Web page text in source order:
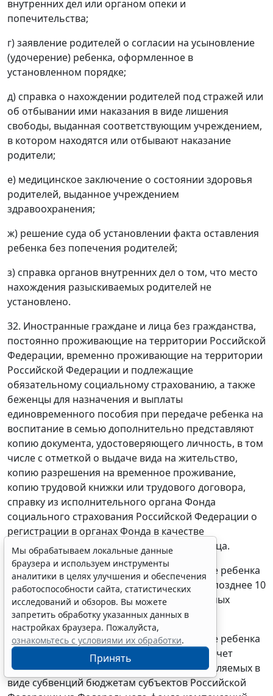
внутренних дел или органом опеки и
попечительства;
г) заявление родителей о согласии на усыновление
(удочерение) ребенка, оформленное в
установленном порядке;
д) справка о нахождении родителей под стражей или
об отбывании ими наказания в виде лишения
свободы, выданная соответствующим учреждением,
в котором находятся или отбывают наказание
родители;
е) медицинское заключение о состоянии здоровья
родителей, выданное учреждением
здравоохранения;
ж) решение суда об установлении факта оставления
ребенка без попечения родителей;
з) справка органов внутренних дел о том, что место
нахождения разыскиваемых родителей не
установлено.
32. Иностранные граждане и лица без гражданства,
постоянно проживающие на территории Российской
Федерации, временно проживающие на территории
Российской Федерации и подлежащие
обязательному социальному страхованию, а также
беженцы для назначения и выплаты
единовременного пособия при передаче ребенка на
воспитание в семью дополнительно представляют
копию документа, удостоверяющего личность, в том
числе с отметкой о выдаче вида на жительство,
копию разрешения на временное проживание,
копию трудовой книжки или трудового договора,
справку из исполнительного органа Фонда
социального страхования Российской Федерации о
регистрации в органах Фонда в качестве
страхователя, копию удостоверения беженца.
33. Единовременное пособие при передаче ребенка
на воспитание в семью выплачивается не позднее 10
дней с даты представления всех необходимых
документов.
34. Единовременное пособие при передаче ребенка
на воспитание в семью выплачивается за счет
средств федерального бюджета, предоставляемых в
виде субвенций бюджетам субъектов Российской
Мы обрабатываем локальные данные
браузера и используем инструменты
аналитики в целях улучшения и обеспечения
работоспособности сайта, статистических
исследований и обзоров. Вы можете
запретить обработку указанных данных в
настройках браузера. Пожалуйста,
ознакомьтесь с условиями их обработки.
Принять